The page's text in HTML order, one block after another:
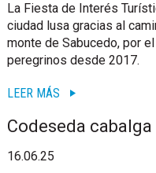
La Fiesta de Interés
ciudad lusa gracias al
monte de Sabucedo, por
peregrinos desde 2017.
LEER MÁS
Codeseda
16.06.25